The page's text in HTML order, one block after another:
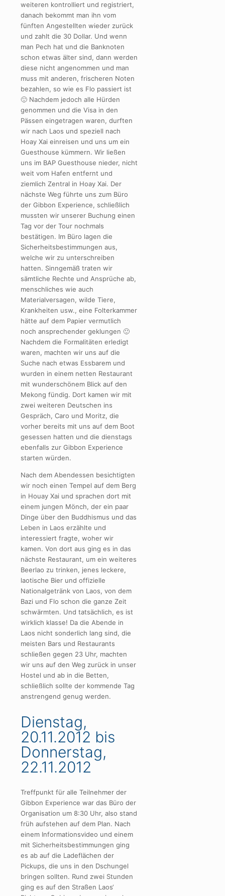
weiteren kontrolliert und registriert,
danach bekommt man ihn vom
fünften Angestellten wieder zurück
und zahlt die 30 Dollar. Und wenn
man Pech hat und die Banknoten
schon etwas älter sind, dann werden
diese nicht angenommen und man
muss mit anderen, frischeren Noten
bezahlen, so wie es Flo passiert ist
🙂 Nachdem jedoch alle Hürden
genommen und die Visa in den
Pässen eingetragen waren, durften
wir nach Laos und speziell nach
Hoay Xai einreisen und uns um ein
Guesthouse kümmern. Wir ließen
uns im BAP Guesthouse nieder, nicht
weit vom Hafen entfernt und
ziemlich Zentral in Hoay Xai. Der
nächste Weg führte uns zum Büro
der Gibbon Experience, schließlich
mussten wir unserer Buchung einen
Tag vor der Tour nochmals
bestätigen. Im Büro lagen die
Sicherheitsbestimmungen aus,
welche wir zu unterschreiben
hatten. Sinngemäß traten wir
sämtliche Rechte und Ansprüche ab,
menschliches wie auch
Materialversagen, wilde Tiere,
Krankheiten usw., eine Folterkammer
hätte auf dem Papier vermutlich
noch ansprechender geklungen 🙂
Nachdem die Formalitäten erledigt
waren, machten wir uns auf die
Suche nach etwas Essbarem und
wurden in einem netten Restaurant
mit wunderschönem Blick auf den
Mekong fündig. Dort kamen wir mit
zwei weiteren Deutschen ins
Gespräch, Caro und Moritz, die
vorher bereits mit uns auf dem Boot
gesessen hatten und die dienstags
ebenfalls zur Gibbon Experience
starten würden.
Nach dem Abendessen besichtigten
wir noch einen Tempel auf dem Berg
in Houay Xai und sprachen dort mit
einem jungen Mönch, der ein paar
Dinge über den Buddhismus und das
Leben in Laos erzählte und
interessiert fragte, woher wir
kamen. Von dort aus ging es in das
nächste Restaurant, um ein weiteres
Beerlao zu trinken, jenes leckere,
laotische Bier und offizielle
Nationalgetränk von Laos, von dem
Bazi und Flo schon die ganze Zeit
schwärmten. Und tatsächlich, es ist
wirklich klasse! Da die Abende in
Laos nicht sonderlich lang sind, die
meisten Bars und Restaurants
schließen gegen 23 Uhr, machten
wir uns auf den Weg zurück in unser
Hostel und ab in die Betten,
schließlich sollte der kommende Tag
anstrengend genug werden.
Dienstag,
20.11.2012 bis
Donnerstag,
22.11.2012
Treffpunkt für alle Teilnehmer der
Gibbon Experience war das Büro der
Organisation um 8:30 Uhr, also stand
früh aufstehen auf dem Plan. Nach
einem Informationsvideo und einem
mit Sicherheitsbestimmungen ging
es ab auf die Ladeflächen der
Pickups, die uns in den Dschungel
bringen sollten. Rund zwei Stunden
ging es auf den Straßen Laos‘